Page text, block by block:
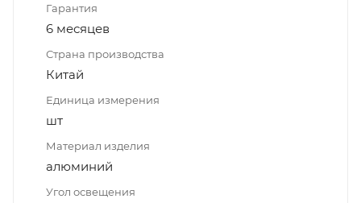
Гарантия
6 месяцев
Страна производства
Китай
Единица измерения
шт
Материал изделия
алюминий
Угол освещения